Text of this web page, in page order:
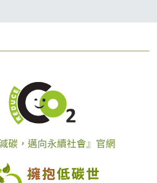
減碳，邁向永續社會』官網